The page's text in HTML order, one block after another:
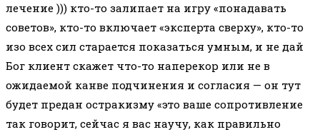
лечение ))) кто-то залипает на игру «понадавать
советов», кто-то включает «эксперта сверху», кто-то
изо всех сил старается показаться умным, и не дай
Бог клиент скажет что-то наперекор или не в
ожидаемой канве подчинения и согласия — он тут
будет предан остракизму «это ваше сопротивление
так говорит, сейчас я вас научу, как правильно